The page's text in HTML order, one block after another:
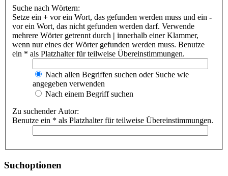
Suche nach Wörtern:
Setze ein + vor ein Wort, das gefunden werden muss und ein -
vor ein Wort, das nicht gefunden werden darf. Verwende
mehrere Wörter getrennt durch | innerhalb einer Klammer,
wenn nur eines der Wörter gefunden werden muss. Benutze
ein * als Platzhalter für teilweise Übereinstimmungen.
Nach allen Begriffen suchen oder Suche wie
angegeben verwenden
Nach einem Begriff suchen
Zu suchender Autor:
Benutze ein * als Platzhalter für teilweise Übereinstimmungen.
Suchoptionen